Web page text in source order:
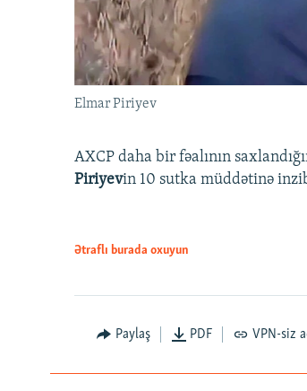
Elmar Piriyev
AXCP daha bir fəalının
Piriyevin 10 sutka müddətinə
Ətraflı burada oxuyun
Paylaş PDF VPN-siz